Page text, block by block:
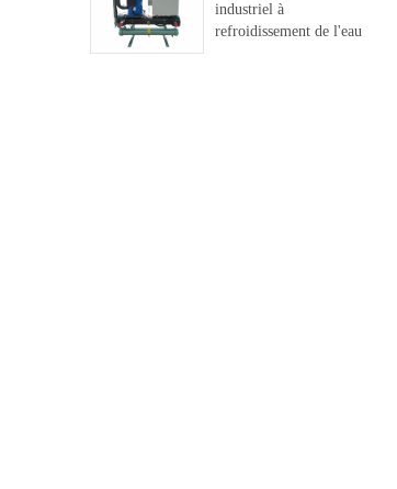
industriel à
refroidissement de l'eau